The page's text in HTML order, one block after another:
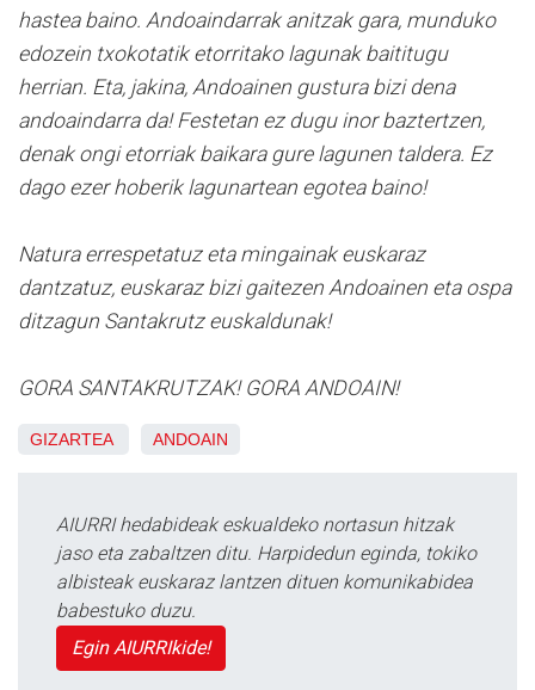
hastea baino. Andoaindarrak anitzak gara, munduko
edozein txokotatik etorritako lagunak baititugu
herrian. Eta, jakina, Andoainen gustura bizi dena
andoaindarra da! Festetan ez dugu inor baztertzen,
denak ongi etorriak baikara gure lagunen taldera. Ez
dago ezer hoberik lagunartean egotea baino!
Natura errespetatuz eta mingainak euskaraz
dantzatuz, euskaraz bizi gaitezen Andoainen eta ospa
ditzagun Santakrutz euskaldunak!
GORA SANTAKRUTZAK! GORA ANDOAIN!
GIZARTEA ANDOAIN
AIURRI hedabideak eskualdeko nortasun hitzak
jaso eta zabaltzen ditu. Harpidedun eginda, tokiko
albisteak euskaraz lantzen dituen komunikabidea
babestuko duzu.
Egin AIURRIkide!